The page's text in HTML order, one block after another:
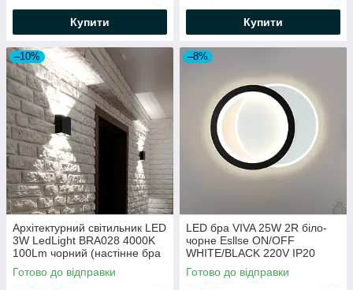
Купити Купити
–10%
Архітектурний світильник LED
3W LedLight BRA028 4000K
100Lm чорний (настінне бра
Feron DH028) IP54
12x12x5см
Готово до відправки
–8%
LED бра VIVA 25W 2R біло-
чорне Esllse ON/OFF
WHITE/BLACK 220V IP20
настінний світильник "два
кола" 250×200×40мм
Готово до відправки